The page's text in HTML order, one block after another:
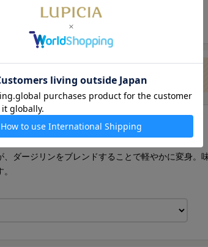
ティー
、ダージリンをブレンドすることで軽やかに変身。